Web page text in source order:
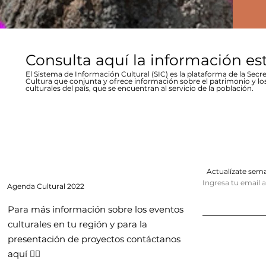
Consulta aquí la información
El Sistema de Información Cultural (SIC) es la plataforma de la
Cultura que conjunta y ofrece información sobre el patrimonio y
culturales del país, que se encuentran al servicio de la población.
Agenda Cultural 2022
Para más información sobre los eventos
culturales en tu región y para la
presentación de proyectos contáctanos
aquí 👇🏻
Actualízate
Ingresa tu email